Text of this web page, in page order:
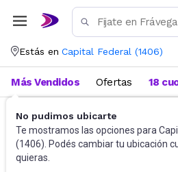
Estás en Capital Federal (1406)
No pudimos ubicarte
Te mostramos las opciones para
(1406). Podés cambiar tu ubicación
quieras.
Más Vendidos Ofertas 18
Juguetes y Juegos